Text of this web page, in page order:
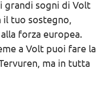
grandi sogni di Volt
il tuo sostegno,
forza europea.
a Volt puoi fare la
ma in tutta